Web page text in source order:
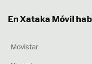
En Xataka Móvil
Movistar